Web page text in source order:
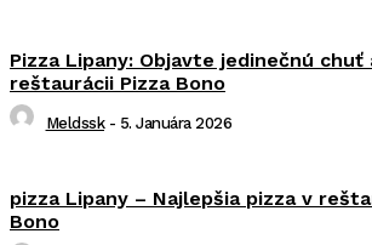
Pizza Lipany: Objavte jedinečnú
reštaurácii Pizza Bono
Meldssk - 5. Januára 2026
pizza Lipany – Najlepšia pizza v
Bono